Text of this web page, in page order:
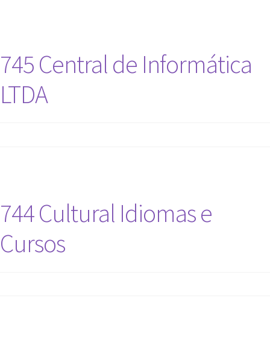
745 Central de Informática
LTDA
744 Cultural Idiomas e
Cursos